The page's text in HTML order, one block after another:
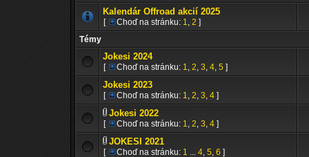
Kalendár Offroad akcií 2025
[ Choď na stránku: 1, 2 ]
Témy
Jokesi 2024
[ Choď na stránku: 1, 2, 3, 4, 5 ]
Jokesi 2023
[ Choď na stránku: 1, 2, 3, 4 ]
Jokesi 2022
[ Choď na stránku: 1, 2, 3, 4 ]
JOKESI 2021
[ Choď na stránku: 1 ... 4, 5, 6 ]